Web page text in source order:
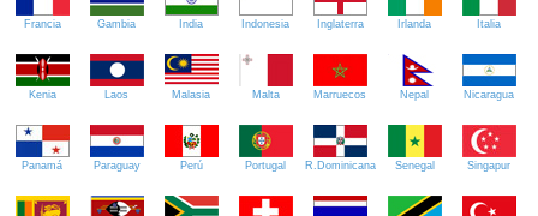
Francia Gambia India Indonesia Inglaterra Irlanda Italia
Kenia Laos Malasia Malta Marruecos Nepal Nicaragua
Panamá Paraguay Perú Portugal R.Dominicana Senegal Singapur